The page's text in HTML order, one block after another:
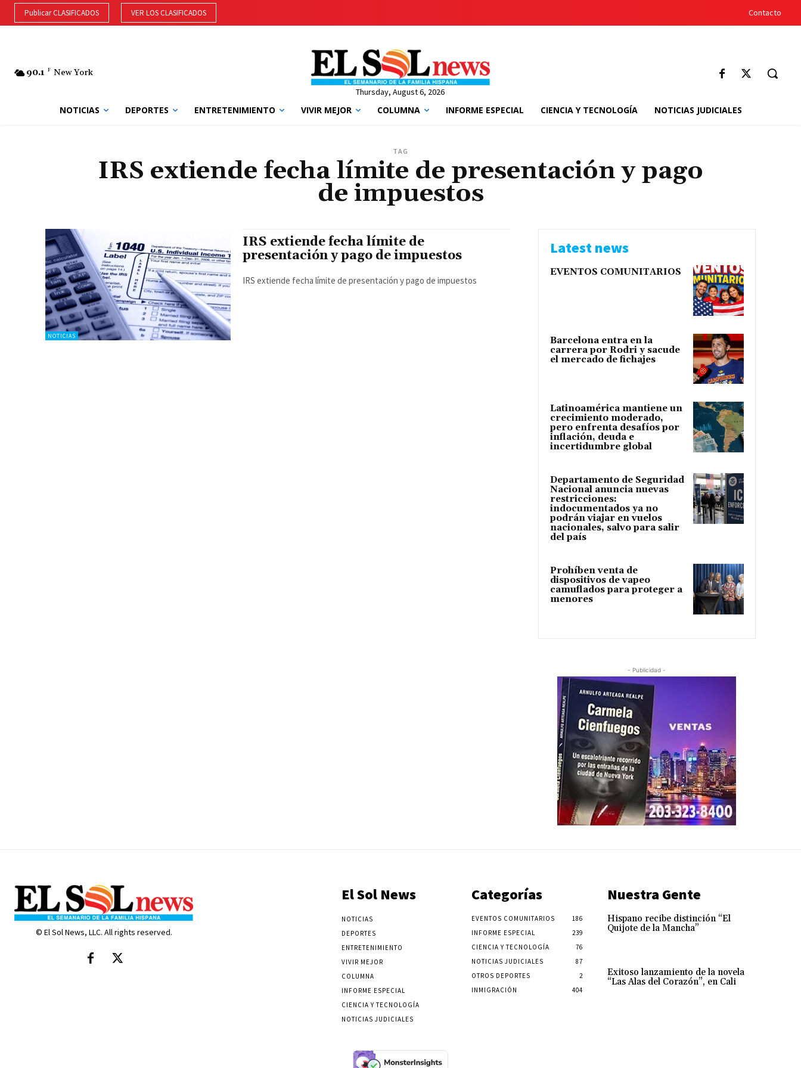
Publicar CLASIFICADOS VER LOS CLASIFICADOS Contacto
90.1 F New York
Thursday, August 6, 2026
NOTICIAS DEPORTES ENTRETENIMIENTO VIVIR MEJOR COLUMNA INFORME ESPECIAL CIENCIA Y TECNOLOGÍA NOTICIAS JUDICIALES
TAG
IRS extiende fecha límite de presentación y pago
de impuestos
NOTICIAS
IRS extiende fecha límite de
presentación y pago de impuestos
IRS extiende fecha límite de presentación y pago de impuestos
Latest news
EVENTOS COMUNITARIOS
Barcelona entra en la
carrera por Rodri y sacude
el mercado de fichajes
Latinoamérica mantiene un
crecimiento moderado,
pero enfrenta desafíos por
inflación, deuda e
incertidumbre global
Departamento de Seguridad
Nacional anuncia nuevas
restricciones:
indocumentados ya no
podrán viajar en vuelos
nacionales, salvo para salir
del país
Prohíben venta de
dispositivos de vapeo
camuflados para proteger a
menores
- Publicidad -
© El Sol News, LLC. All rights reserved.
El Sol News
NOTICIAS
DEPORTES
ENTRETENIMIENTO
VIVIR MEJOR
COLUMNA
INFORME ESPECIAL
CIENCIA Y TECNOLOGÍA
NOTICIAS JUDICIALES
Categorías
EVENTOS COMUNITARIOS
186
INFORME ESPECIAL
239
CIENCIA Y TECNOLOGÍA
76
NOTICIAS JUDICIALES
87
OTROS DEPORTES
2
INMIGRACIÓN
404
Nuestra Gente
Hispano recibe distinción “El
Quijote de la Mancha”
Exitoso lanzamiento de la novela
“Las Alas del Corazón”, en Cali